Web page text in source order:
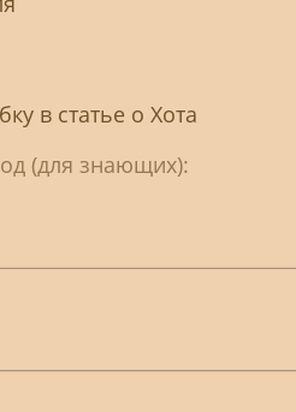
в статье о Хота
(для знающих):